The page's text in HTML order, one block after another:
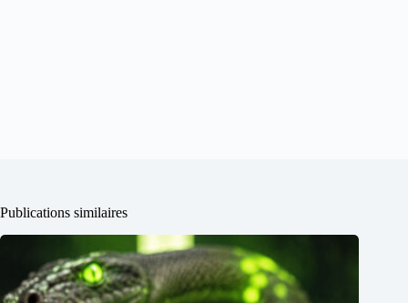
Publications similaires